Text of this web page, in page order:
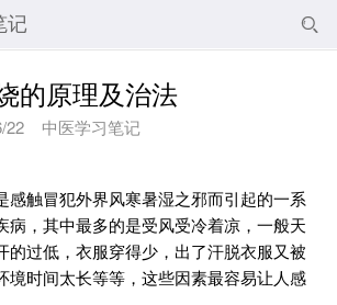
记 
的原理及治法
22 中医学习笔记
感触冒犯外界风寒暑湿之邪而引起的一系
病，其中最多的是受风受冷着凉，一般天
的过低，衣服穿得少，出了汗脱衣服又被
境时间太长等等，这些因素最容易让人感